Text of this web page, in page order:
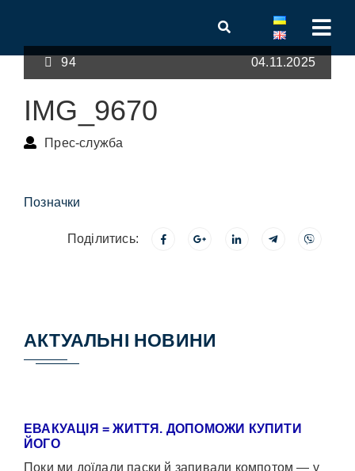
94 04.11.2025
IMG_9670
Прес-служба
Позначки
Поділитись:
АКТУАЛЬНІ НОВИНИ
ЕВАКУАЦІЯ = ЖИТТЯ. ДОПОМОЖИ КУПИТИ
ЙОГО
Поки ми доїдали паски й запивали компотом — у